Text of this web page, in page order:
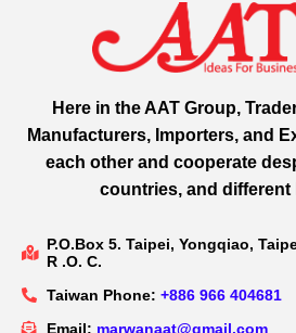
Here in the AAT Group,
Manufacturers, Importers, and
each other and cooperate
countries, and different
P.O.Box 5. Taipei, Yongqiao,
R .O. C.
Taiwan Phone: +886 966 404681
Email: marwanaat@gmail.com